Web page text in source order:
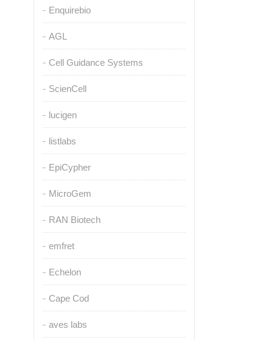
Enquirebio
AGL
Cell Guidance Systems
ScienCell
lucigen
listlabs
EpiCypher
MicroGem
RAN Biotech
emfret
Echelon
Cape Cod
aves labs